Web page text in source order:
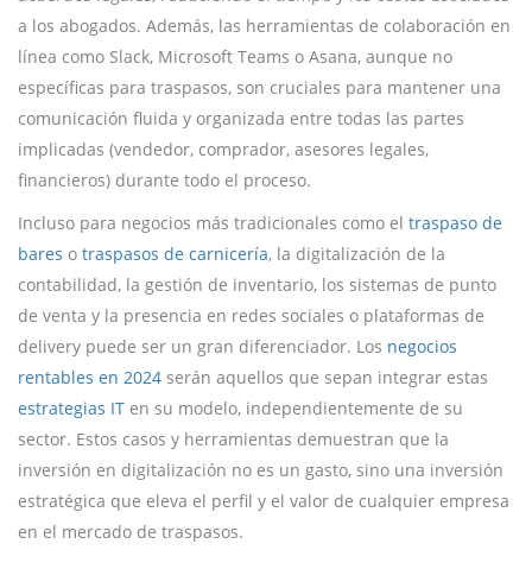
a los abogados. Además, las herramientas de colaboración en
línea como Slack, Microsoft Teams o Asana, aunque no
específicas para traspasos, son cruciales para mantener una
comunicación fluida y organizada entre todas las partes
implicadas (vendedor, comprador, asesores legales,
financieros) durante todo el proceso.
Incluso para negocios más tradicionales como el traspaso de
bares o traspasos de carnicería, la digitalización de la
contabilidad, la gestión de inventario, los sistemas de punto
de venta y la presencia en redes sociales o plataformas de
delivery puede ser un gran diferenciador. Los negocios
rentables en 2024 serán aquellos que sepan integrar estas
estrategias IT en su modelo, independientemente de su
sector. Estos casos y herramientas demuestran que la
inversión en digitalización no es un gasto, sino una inversión
estratégica que eleva el perfil y el valor de cualquier empresa
en el mercado de traspasos.